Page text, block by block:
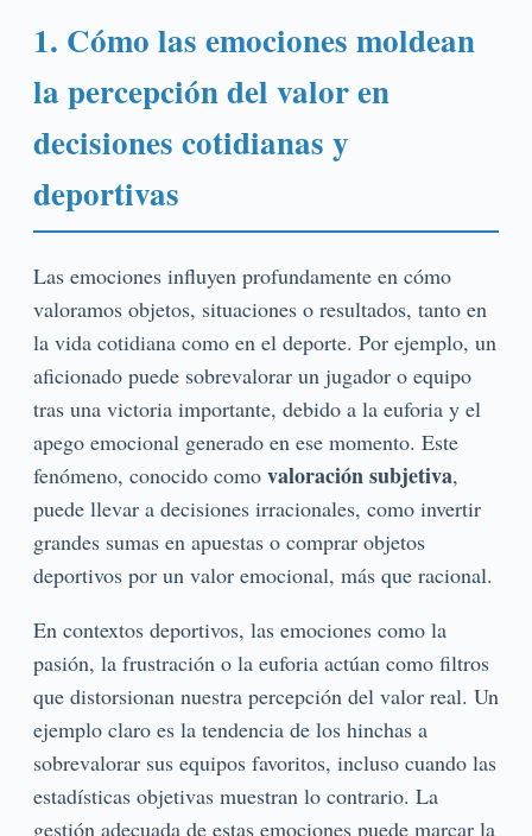
1. Cómo las emociones moldean
la percepción del valor en
decisiones cotidianas y
deportivas
Las emociones influyen profundamente en cómo
valoramos objetos, situaciones o resultados, tanto en
la vida cotidiana como en el deporte. Por ejemplo, un
aficionado puede sobrevalorar un jugador o equipo
tras una victoria importante, debido a la euforia y el
apego emocional generado en ese momento. Este
fenómeno, conocido como valoración subjetiva,
puede llevar a decisiones irracionales, como invertir
grandes sumas en apuestas o comprar objetos
deportivos por un valor emocional, más que racional.
En contextos deportivos, las emociones como la
pasión, la frustración o la euforia actúan como filtros
que distorsionan nuestra percepción del valor real. Un
ejemplo claro es la tendencia de los hinchas a
sobrevalorar sus equipos favoritos, incluso cuando las
estadísticas objetivas muestran lo contrario. La
gestión adecuada de estas emociones puede marcar la